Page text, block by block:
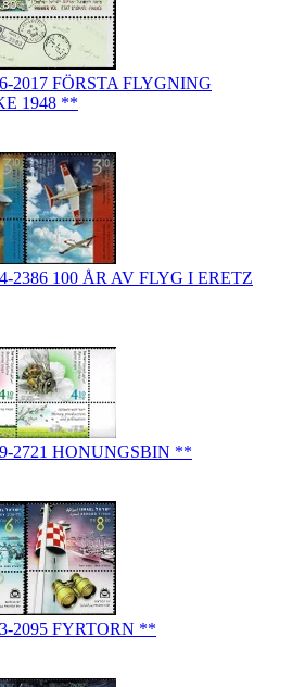
2017 FÖRSTA FLYGNING
1948 **
2386 100 ÅR AV FLYG I ERETZ
2721 HONUNGSBIN **
2095 FYRTORN **